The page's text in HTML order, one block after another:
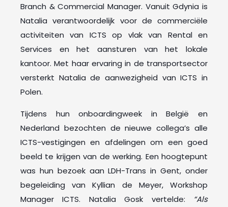
Branch & Commercial Manager. Vanuit Gdynia is
Natalia verantwoordelijk voor de commerciële
activiteiten van ICTS op vlak van Rental en
Services en het aansturen van het lokale
kantoor. Met haar ervaring in de transportsector
versterkt Natalia de aanwezigheid van ICTS in
Polen.
Tijdens hun onboardingweek in België en
Nederland bezochten de nieuwe collega’s alle
ICTS-vestigingen en afdelingen om een goed
beeld te krijgen van de werking. Een hoogtepunt
was hun bezoek aan LDH-Trans in Gent, onder
begeleiding van Kyllian de Meyer, Workshop
Manager ICTS. Natalia Gosk vertelde: “Als